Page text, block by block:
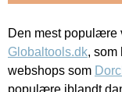
Den mest
Globaltools.dk, som
webshops som
populære iblandt